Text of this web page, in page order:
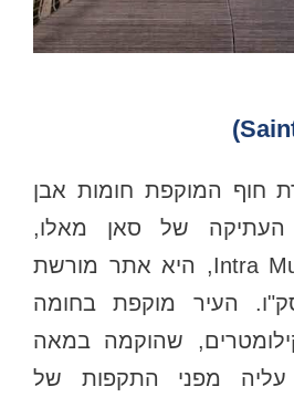
חוף המוקפת חומות אבן
העתיקה של סאן מאלו,
הידועה בשם Intra Muros, היא אתר מורשת
העיר מוקפת בחומה
של כ-4 קילומטרים, שהוקמה במאה
עליה מפני התקפות של